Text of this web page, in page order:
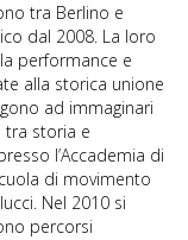
tra Berlino e
dal 2008. La loro
performance e
alla storica unione
ad immaginari
tra storia e
l’Accademia di
di movimento
Nel 2010 si
percorsi